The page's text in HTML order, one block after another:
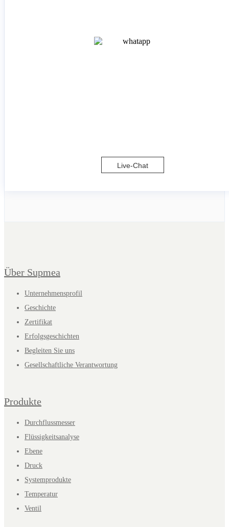
Live-Chat
Über Supmea
Unternehmensprofil
Geschichte
Zertifikat
Erfolgsgeschichten
Begleiten Sie uns
Gesellschaftliche Verantwortung
Produkte
Durchflussmesser
Flüssigkeitsanalyse
Ebene
Druck
Systemprodukte
Temperatur
Ventil